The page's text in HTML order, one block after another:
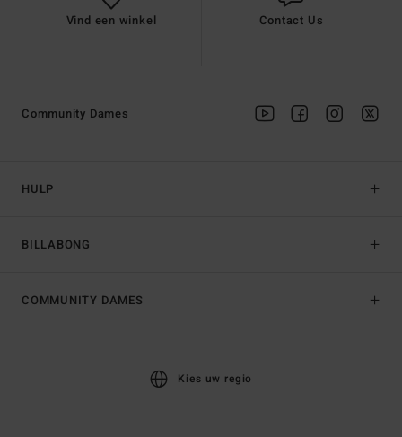
Vind een winkel Contact Us
HULP
BILLABONG
Community Dames
COMMUNITY DAMES
Kies uw regio